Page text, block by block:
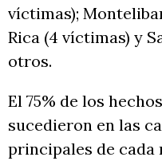
víctimas);
Rica (4 víctimas) y
otros.
El 75% de los
sucedieron en las
principales de